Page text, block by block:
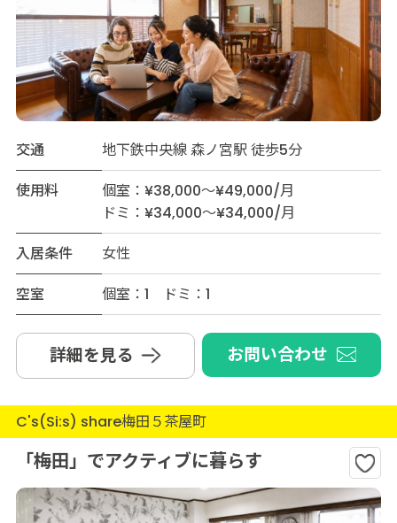
交通
地下鉄中央線 森ノ宮駅 徒歩5分
使用料
個室：¥38,000～¥49,000/月
ドミ：¥34,000～¥34,000/月
入居条件
女性
空室
個室：1 ドミ：1
詳細を見る お問い合わせ
C's(Si:s) share梅田５茶屋町
「梅田」でアクティブに暮らす